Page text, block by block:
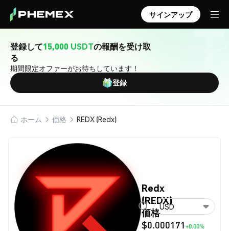
サインアップ
登録して15,000 USDTの報酬を受け取
る
期間限定オファーがお待ちしています！
登録
ホーム 価格 REDX (Redx)
Redx
(REDX)
価格
$0.000171 +0.00%
USD